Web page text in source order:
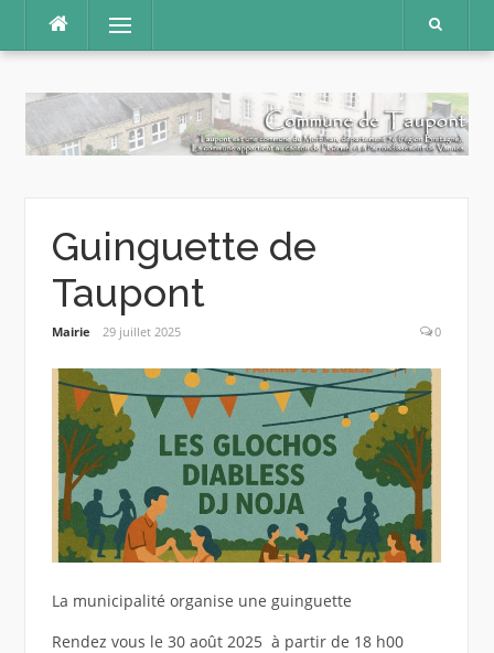
contenu
Menu
Guinguette de
Taupont
Mairie 29 juillet 2025 0
La municipalité organise une guinguette
Rendez vous le 30 août 2025 à partir de 18 h00